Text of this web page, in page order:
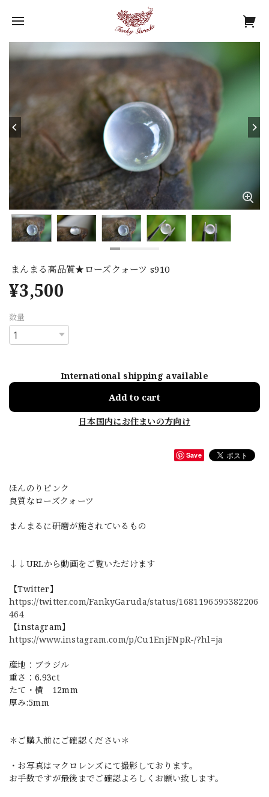
まんまる高品質★ローズクォーツ s910
¥3,500
数量
International shipping available
Add to cart
日本国内にお住まいの方向け
Save
ほんのりピンク
良質なローズクォーツ
まんまるに研磨が施されているもの
↓↓URLから動画をご覧いただけます
【Twitter】
https://twitter.com/FankyGaruda/status/1681196595382206
464
【instagram】
https://www.instagram.com/p/Cu1EnjFNpR-/?hl=ja
産地：ブラジル
重さ：6.93ct
たて・横 12mm
厚み:5mm
＊ご購入前にご確認ください＊
・お写真はマクロレンズにて撮影しております。
お手数ですが最後までご確認よろしくお願い致します。